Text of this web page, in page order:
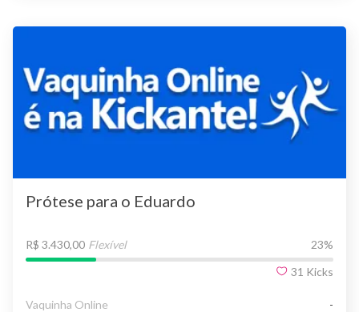
Prótese para o Eduardo
R$ 3.430,00 Flexível 23%
31 Kicks
Vaquinha Online -